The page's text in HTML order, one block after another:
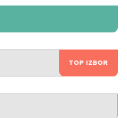
TOP IZBOR